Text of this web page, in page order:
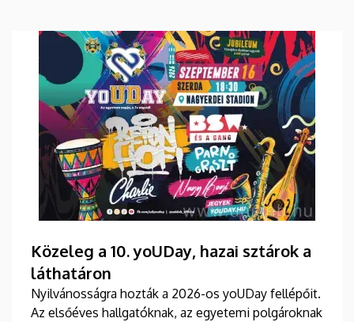
Közeleg a 10. yoUDay, hazai sztárok a
láthatáron
Nyilvánosságra hozták a 2026-os yoUDay fellépőit.
Az elsőéves hallgatóknak, az egyetemi polgároknak